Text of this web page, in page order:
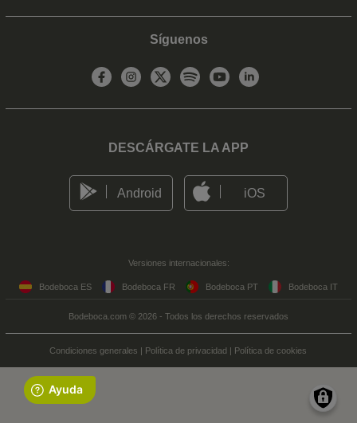
Síguenos
DESCÁRGATE LA APP
Android iOS
Versiones internacionales:
Bodeboca ES Bodeboca FR Bodeboca PT Bodeboca IT
Bodeboca.com © 2026 - Todos los derechos reservados
Condiciones generales | Política de privacidad | Política de cookies